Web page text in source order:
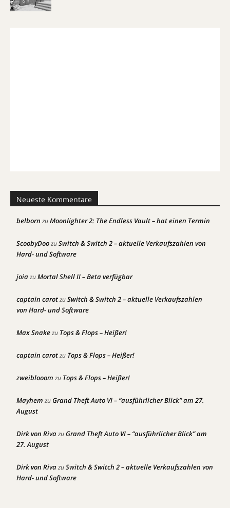
Neueste Kommentare
belborn zuMoonlighter 2: The Endless Vault – hat einen Termin
ScoobyDoozuSwitch & Switch 2 – aktuelle Verkaufszahlen von
Hard- und Software
joiazuMortal Shell II – Beta verfügbar
captain carotzuSwitch & Switch 2 – aktuelle Verkaufszahlen
von Hard- und Software
Max Snakezu Tops & Flops – Heißer!
captain carotzu Tops & Flops – Heißer!
zweiblooom zu Tops & Flops – Heißer!
Mayhem zuGrand Theft Auto VI – “ausführlicher Blick” am 27.
August
Dirk von RivazuGrand Theft Auto VI – “ausführlicher Blick” am
27. August
Dirk von RivazuSwitch & Switch 2 – aktuelle Verkaufszahlen von
Hard- und Software